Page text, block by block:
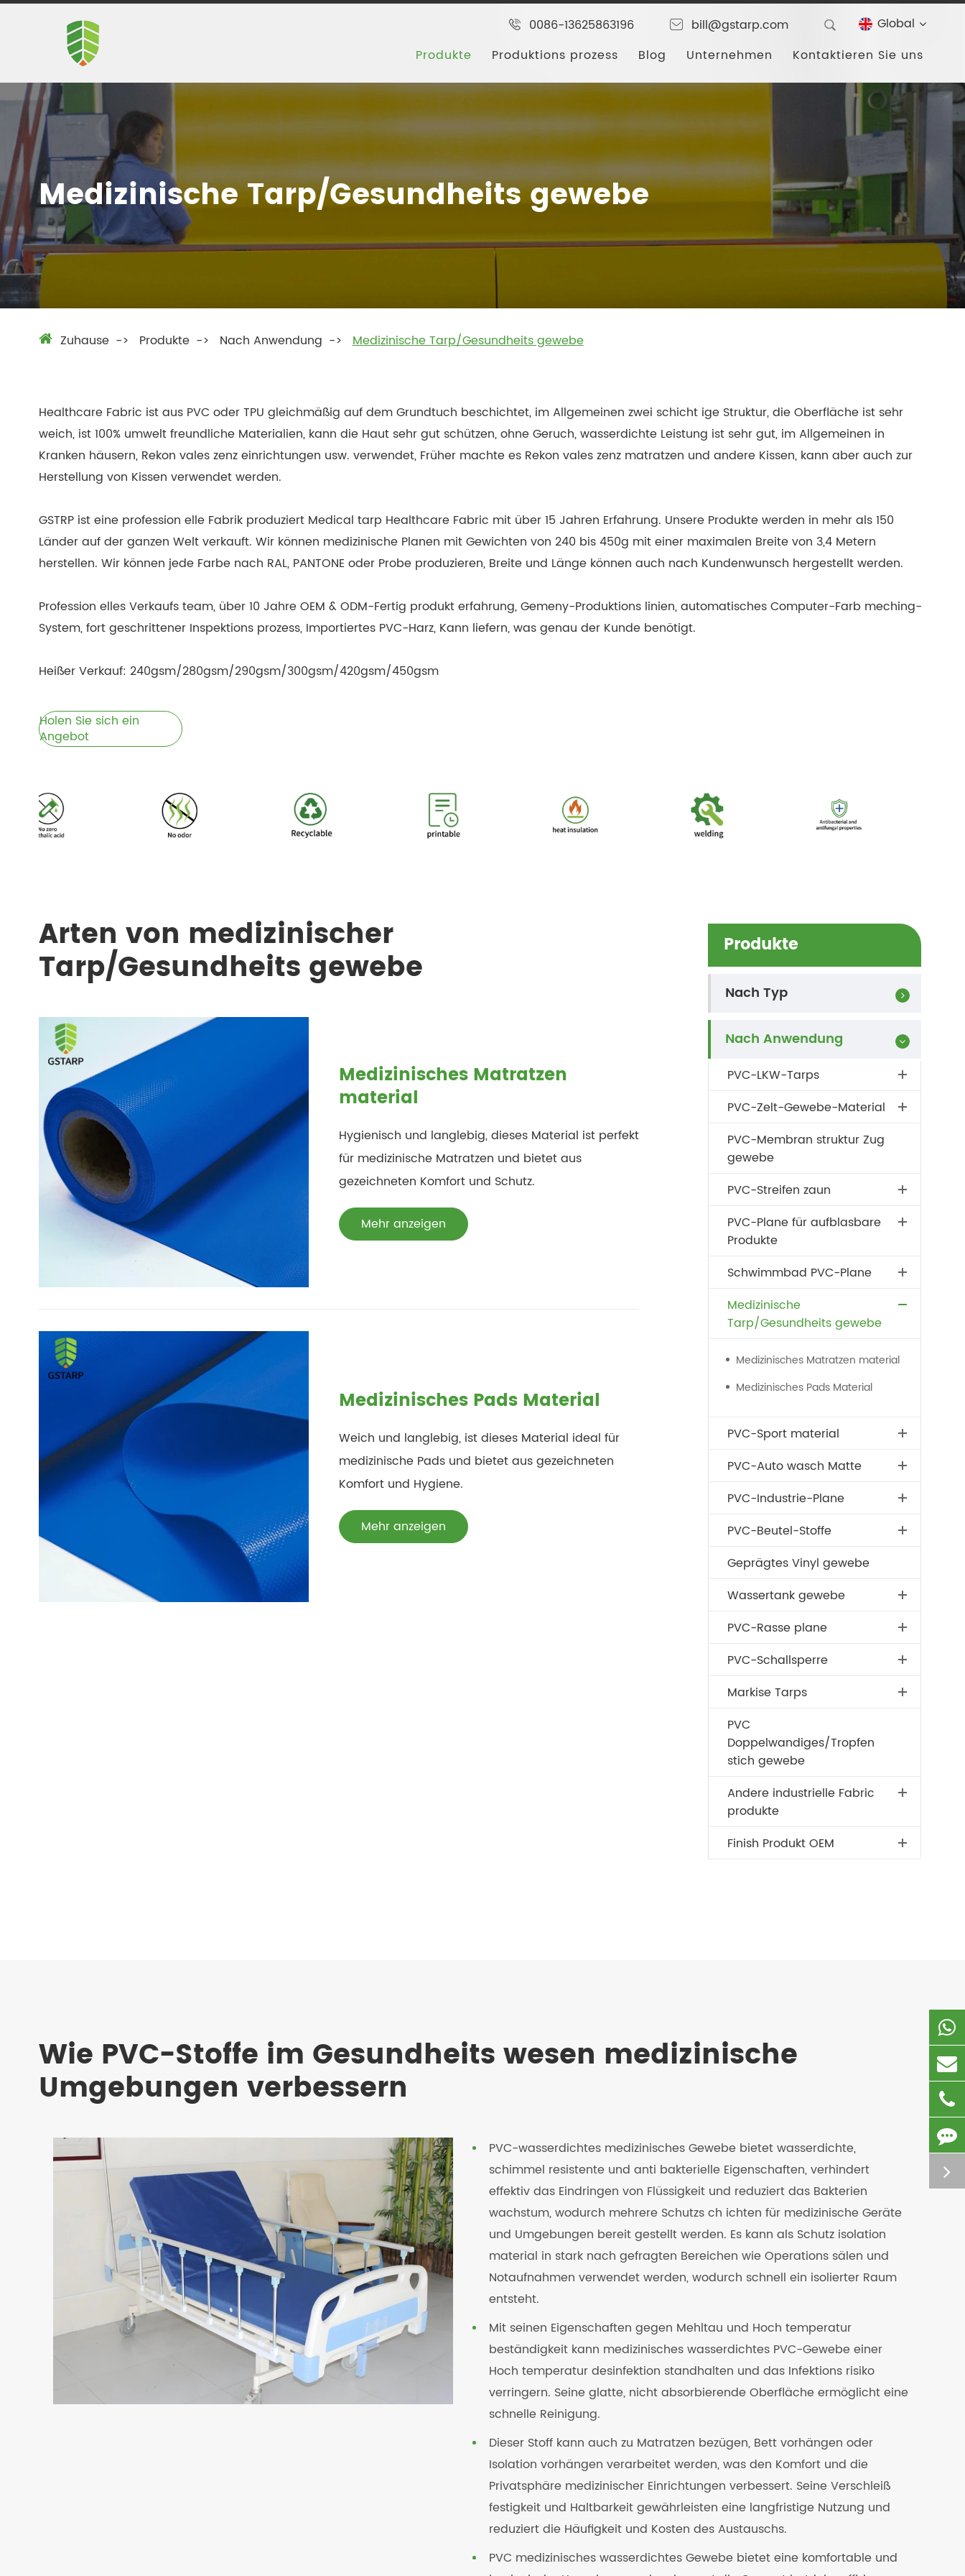
0086-13625863196 bill@gstarp.com
Global
Produkte
Produktions prozess Blog Unternehmen Kontaktieren Sie uns
Medizinische Tarp/Gesundheits gewebe
Zuhause Produkte Nach Anwendung Medizinische Tarp/Gesundheits gewebe
Healthcare Fabric ist aus PVC oder TPU gleichmäßig auf dem Grundtuch beschichtet, im Allgemeinen zwei schicht ige Struktur, die Oberfläche ist sehr
weich, ist 100% umwelt freundliche Materialien, kann die Haut sehr gut schützen, ohne Geruch, wasserdichte Leistung ist sehr gut, im Allgemeinen in
Kranken häusern, Rekon vales zenz einrichtungen usw. verwendet, Früher machte es Rekon vales zenz matratzen und andere Kissen, kann aber auch zur
Herstellung von Kissen verwendet werden.
GSTRP ist eine profession elle Fabrik produziert Medical tarp Healthcare Fabric mit über 15 Jahren Erfahrung. Unsere Produkte werden in mehr als 150
Länder auf der ganzen Welt verkauft. Wir können medizinische Planen mit Gewichten von 240 bis 450g mit einer maximalen Breite von 3,4 Metern
herstellen. Wir können jede Farbe nach RAL, PANTONE oder Probe produzieren, Breite und Länge können auch nach Kundenwunsch hergestellt werden.
Profession elles Verkaufs team, über 10 Jahre OEM & ODM-Fertig produkt erfahrung, Gemeny-Produktions linien, automatisches Computer-Farb meching-
System, fort geschrittener Inspektions prozess, Importiertes PVC-Harz, Kann liefern, was genau der Kunde benötigt.
Heißer Verkauf: 240gsm/280gsm/290gsm/300gsm/420gsm/450gsm
Holen Sie sich ein
Angebot
Arten von medizinischer
Tarp/Gesundheits gewebe
Medizinisches Matratzen
material
Hygienisch und langlebig, dieses Material ist perfekt
für medizinische Matratzen und bietet aus
gezeichneten Komfort und Schutz.
Mehr anzeigen
Medizinisches Pads Material
Weich und langlebig, ist dieses Material ideal für
medizinische Pads und bietet aus gezeichneten
Komfort und Hygiene.
Mehr anzeigen
Produkte
Nach Typ
Nach Anwendung
PVC-LKW-Tarps
PVC-Zelt-Gewebe-Material
PVC-Membran struktur Zug
gewebe
PVC-Streifen zaun
PVC-Plane für aufblasbare
Produkte
Schwimmbad PVC-Plane
Medizinische
Tarp/Gesundheits gewebe
Medizinisches Matratzen material
Medizinisches Pads Material
PVC-Sport material
PVC-Auto wasch Matte
PVC-Industrie-Plane
PVC-Beutel-Stoffe
Geprägtes Vinyl gewebe
Wassertank gewebe
PVC-Rasse plane
PVC-Schallsperre
Markise Tarps
PVC
Doppelwandiges/Tropfen
stich gewebe
Andere industrielle Fabric
produkte
Finish Produkt OEM
Wie PVC-Stoffe im Gesundheits wesen medizinische
Umgebungen verbessern
PVC-wasserdichtes medizinisches Gewebe bietet wasserdichte,
schimmel resistente und anti bakterielle Eigenschaften, verhindert
effektiv das Eindringen von Flüssigkeit und reduziert das Bakterien
wachstum, wodurch mehrere Schutzs ch ichten für medizinische Geräte
und Umgebungen bereit gestellt werden. Es kann als Schutz isolation
material in stark nach gefragten Bereichen wie Operations sälen und
Notaufnahmen verwendet werden, wodurch schnell ein isolierter Raum
entsteht.
Mit seinen Eigenschaften gegen Mehltau und Hoch temperatur
beständigkeit kann medizinisches wasserdichtes PVC-Gewebe einer
Hoch temperatur desinfektion standhalten und das Infektions risiko
verringern. Seine glatte, nicht absorbierende Oberfläche ermöglicht eine
schnelle Reinigung.
Dieser Stoff kann auch zu Matratzen bezügen, Bett vorhängen oder
Isolation vorhängen verarbeitet werden, was den Komfort und die
Privatsphäre medizinischer Einrichtungen verbessert. Seine Verschleiß
festigkeit und Haltbarkeit gewährleisten eine langfristige Nutzung und
reduziert die Häufigkeit und Kosten des Austauschs.
PVC medizinisches wasserdichtes Gewebe bietet eine komfortable und